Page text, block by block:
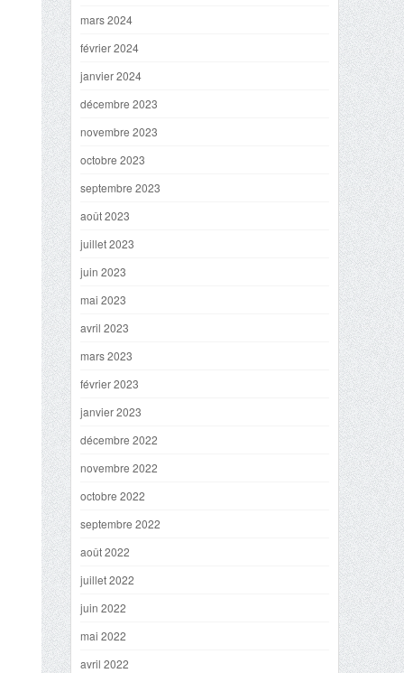
mars 2024
février 2024
janvier 2024
décembre 2023
novembre 2023
octobre 2023
septembre 2023
août 2023
juillet 2023
juin 2023
mai 2023
avril 2023
mars 2023
février 2023
janvier 2023
décembre 2022
novembre 2022
octobre 2022
septembre 2022
août 2022
juillet 2022
juin 2022
mai 2022
avril 2022